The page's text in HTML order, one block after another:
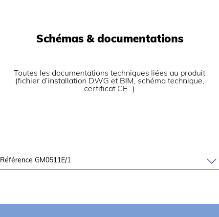
Schémas & documentations
Toutes les documentations techniques liées au produit
(fichier d’installation DWG et BIM, schéma technique,
certificat CE…)
Référence GM0511E/1